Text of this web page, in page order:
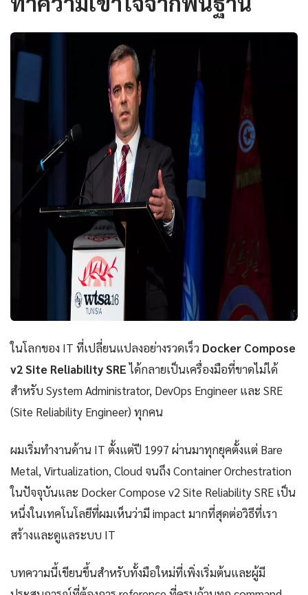
ในโลกของ IT ที่เปลี่ยนแปลงอย่างรวดเร็ว Docker Compose
v2 Site Reliability SREได้กลายเป็นเครื่องมือที่ขาดไม่ได้
สำหรับ System Administrator, DevOps Engineer และ SRE
(Site Reliability Engineer) ทุกคน
ผมเริ่มทำงานด้าน IT ตั้งแต่ปี 1997 ผ่านมาทุกยุคตั้งแต่ Bare
Metal, Virtualization, Cloud จนถึง Container Orchestration
ในปัจจุบันและ Docker Compose v2 Site Reliability SRE เป็น
หนึ่งในเทคโนโลยีที่ผมเห็นว่ามี impact มากที่สุดต่อวิธีที่เรา
สร้างและดูแลระบบ IT
บทความนี้เขียนขึ้นสำหรับทั้งมือใหม่ที่เพิ่งเริ่มต้นและผู้มี